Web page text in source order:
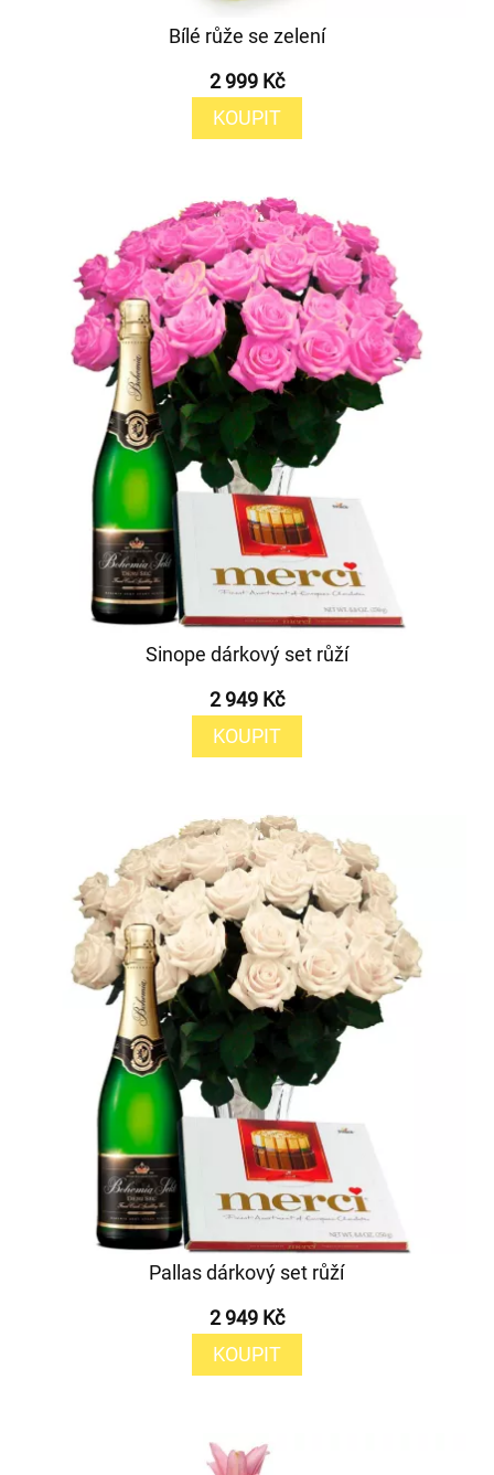
Bílé růže se zelení
2 999 Kč
KOUPIT
Sinope dárkový set růží
2 949 Kč
KOUPIT
Pallas dárkový set růží
2 949 Kč
KOUPIT